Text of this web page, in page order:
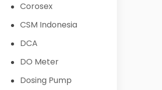
Corosex
CSM Indonesia
DCA
DO Meter
Dosing Pump